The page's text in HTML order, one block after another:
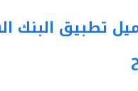
تطبيق البنك